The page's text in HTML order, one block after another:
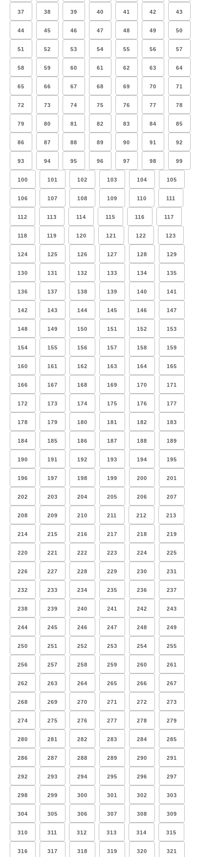
37 38 39 40 41 42 43
44 45 46 47 48 49 50
51 52 53 54 55 56 57
58 59 60 61 62 63 64
65 66 67 68 69 70 71
72 73 74 75 76 77 78
79 80 81 82 83 84 85
86 87 88 89 90 91 92
93 94 95 96 97 98 99
100 101 102 103 104 105
106 107 108 109 110 111
112 113 114 115 116 117
118 119 120 121 122 123
124 125 126 127 128 129
130 131 132 133 134 135
136 137 138 139 140 141
142 143 144 145 146 147
148 149 150 151 152 153
154 155 156 157 158 159
160 161 162 163 164 165
166 167 168 169 170 171
172 173 174 175 176 177
178 179 180 181 182 183
184 185 186 187 188 189
190 191 192 193 194 195
196 197 198 199 200 201
202 203 204 205 206 207
208 209 210 211 212 213
214 215 216 217 218 219
220 221 222 223 224 225
226 227 228 229 230 231
232 233 234 235 236 237
238 239 240 241 242 243
244 245 246 247 248 249
250 251 252 253 254 255
256 257 258 259 260 261
262 263 264 265 266 267
268 269 270 271 272 273
274 275 276 277 278 279
280 281 282 283 284 285
286 287 288 289 290 291
292 293 294 295 296 297
298 299 300 301 302 303
304 305 306 307 308 309
310 311 312 313 314 315
316 317 318 319 320 321